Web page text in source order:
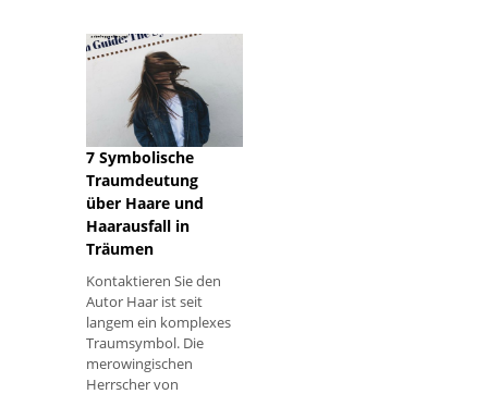
7 Symbolische
Traumdeutung
über Haare und
Haarausfall in
Träumen
Kontaktieren Sie den
Autor Haar ist seit
langem ein komplexes
Traumsymbol. Die
merowingischen
Herrscher von